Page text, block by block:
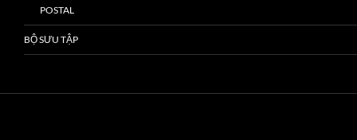
POSTAL
BỘ SƯU TẬP